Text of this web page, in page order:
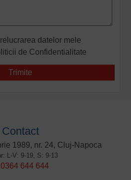
datelor mele
de Confidentialitate
Contact
1989, nr. 24, Cluj-Napoca
L-V: 9-19, S: 9-13
0364 644 644